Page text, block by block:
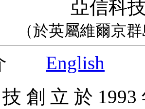
亞信科
（於英屬維爾京
介 English
創 立 於